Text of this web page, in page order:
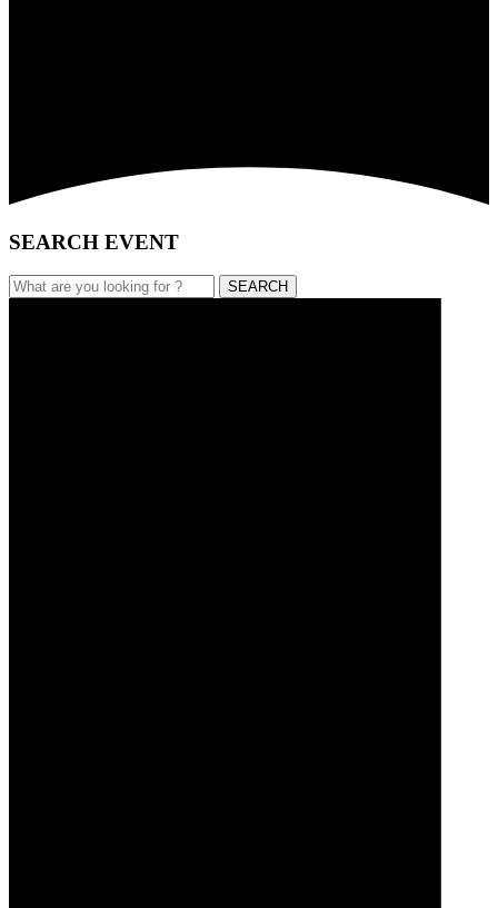
SEARCH EVENT